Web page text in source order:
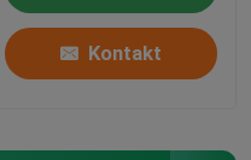
Kontakt